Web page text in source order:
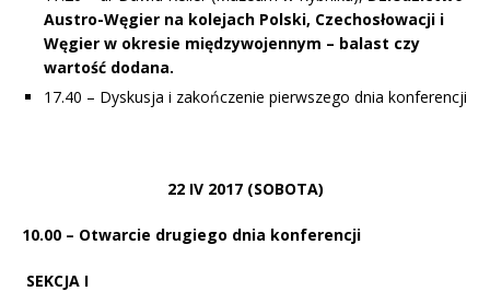
Austro-Węgier na kolejach Polski, Czechosłowacji i
Węgier w okresie międzywojennym – balast czy
wartość dodana.
17.40 – Dyskusja i zakończenie pierwszego dnia konferencji
22 IV 2017 (SOBOTA)
10.00 – Otwarcie drugiego dnia konferencji
SEKCJA I